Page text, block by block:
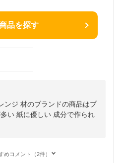
品を探す
ンジ 材のブランドの商品はプ
い 紙に優しい 成分で作られ
めコメント（2件）